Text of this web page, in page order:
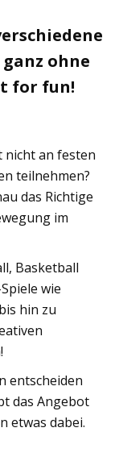
ohne
for fun!
nicht an festen
teilnehmen?
das Richtige
im
Basketball
wie
hin zu
entscheiden
das Angebot
etwas dabei.